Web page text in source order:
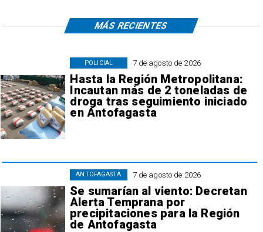
7 de agosto de 2026
Hasta la Región Metropolitana:
Incautan más de 2 toneladas de
droga tras seguimiento iniciado
en Antofagasta
POLICIAL
7 de agosto de 2026
Se sumarían al viento: Decretan
Alerta Temprana por
precipitaciones para la Región
de Antofagasta
ANTOFAGASTA
MÁS RECIENTES